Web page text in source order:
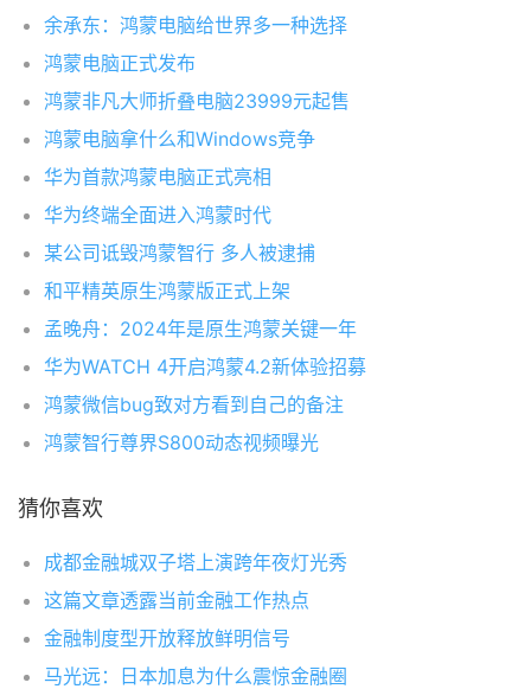
余承东：鸿蒙电脑给世界多一种选择
鸿蒙电脑正式发布
鸿蒙非凡大师折叠电脑23999元起售
鸿蒙电脑拿什么和Windows竞争
华为首款鸿蒙电脑正式亮相
华为终端全面进入鸿蒙时代
某公司诋毁鸿蒙智行 多人被逮捕
和平精英原生鸿蒙版正式上架
孟晚舟：2024年是原生鸿蒙关键一年
华为WATCH 4开启鸿蒙4.2新体验招募
鸿蒙微信bug致对方看到自己的备注
鸿蒙智行尊界S800动态视频曝光
猜你喜欢
成都金融城双子塔上演跨年夜灯光秀
这篇文章透露当前金融工作热点
金融制度型开放释放鲜明信号
马光远：日本加息为什么震惊金融圈